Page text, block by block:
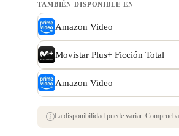
TAMBIÉN DISPONIBLE EN
Amazon Video
Movistar Plus+ Ficción Total
Amazon Video
La disponibilidad puede variar.